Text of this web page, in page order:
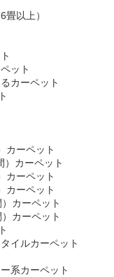
畳以上）
ット
カーペット
カーペット
）カーペット
カーペット
カーペット
カーペット
カーペット
イルカーペット
系カーペット